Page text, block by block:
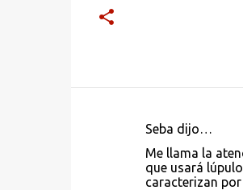
Seba dijo…
Me llama la
que usará
caracterizan